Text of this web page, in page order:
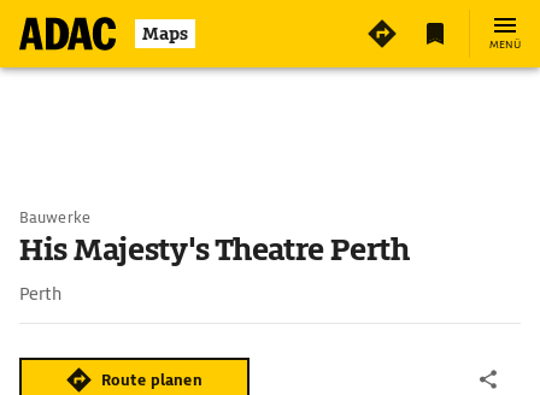
Maps MENÜ
Bauwerke
His Majesty's Theatre Perth
Perth
Route planen